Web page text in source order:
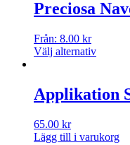
Preciosa
Från: 8.00 kr
Välj alternativ
Applikation
65.00 kr
Lägg till i varukorg